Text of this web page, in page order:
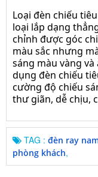
Loại đèn chiếu
loại lắp dạng
chỉnh được góc
màu sắc nhưng
sáng màu vàng
dụng đèn chiếu
cường độ chiếu
thư giãn, dễ chịu,
TAG : đèn ray
phòng khách,